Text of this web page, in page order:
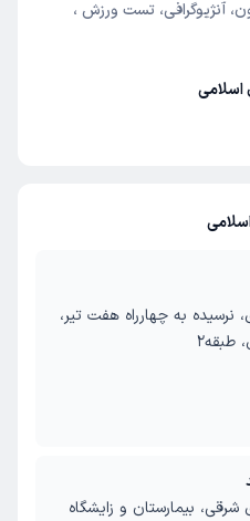
آنژیوگرافی، تست ورزش ،
نرسیده به چهارراه هفت تیر،
طبقه2
شرقی، بیمارستان و زایشگاه